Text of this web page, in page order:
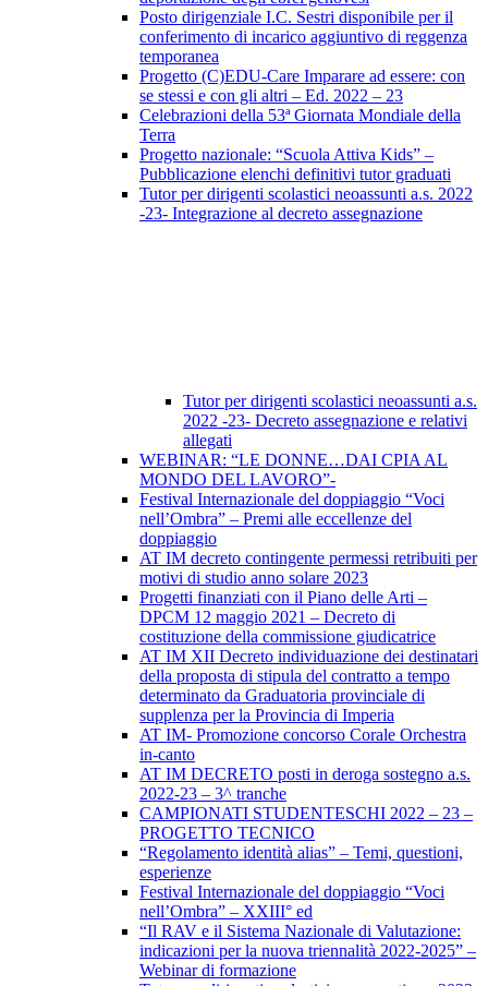
Posto dirigenziale I.C. Sestri disponibile per il
conferimento di incarico aggiuntivo di reggenza
temporanea
Progetto (C)EDU-Care Imparare ad essere: con
se stessi e con gli altri – Ed. 2022 – 23
Celebrazioni della 53ª Giornata Mondiale della
Terra
Progetto nazionale: “Scuola Attiva Kids” –
Pubblicazione elenchi definitivi tutor graduati
Tutor per dirigenti scolastici neoassunti a.s. 2022
-23- Integrazione al decreto assegnazione
Tutor per dirigenti scolastici neoassunti a.s.
2022 -23- Decreto assegnazione e relativi
allegati
WEBINAR: “LE DONNE…DAI CPIA AL
MONDO DEL LAVORO”-
Festival Internazionale del doppiaggio “Voci
nell’Ombra” – Premi alle eccellenze del
doppiaggio
AT IM decreto contingente permessi retribuiti per
motivi di studio anno solare 2023
Progetti finanziati con il Piano delle Arti –
DPCM 12 maggio 2021 – Decreto di
costituzione della commissione giudicatrice
AT IM XII Decreto individuazione dei destinatari
della proposta di stipula del contratto a tempo
determinato da Graduatoria provinciale di
supplenza per la Provincia di Imperia
AT IM- Promozione concorso Corale Orchestra
in-canto
AT IM DECRETO posti in deroga sostegno a.s.
2022-23 – 3^ tranche
CAMPIONATI STUDENTESCHI 2022 – 23 –
PROGETTO TECNICO
“Regolamento identità alias” – Temi, questioni,
esperienze
Festival Internazionale del doppiaggio “Voci
nell’Ombra” – XXIII° ed
“Il RAV e il Sistema Nazionale di Valutazione:
indicazioni per la nuova triennalità 2022-2025” –
Webinar di formazione